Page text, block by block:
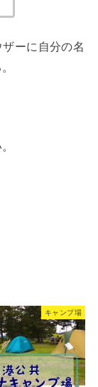
ーに自分の名
キャンプ場